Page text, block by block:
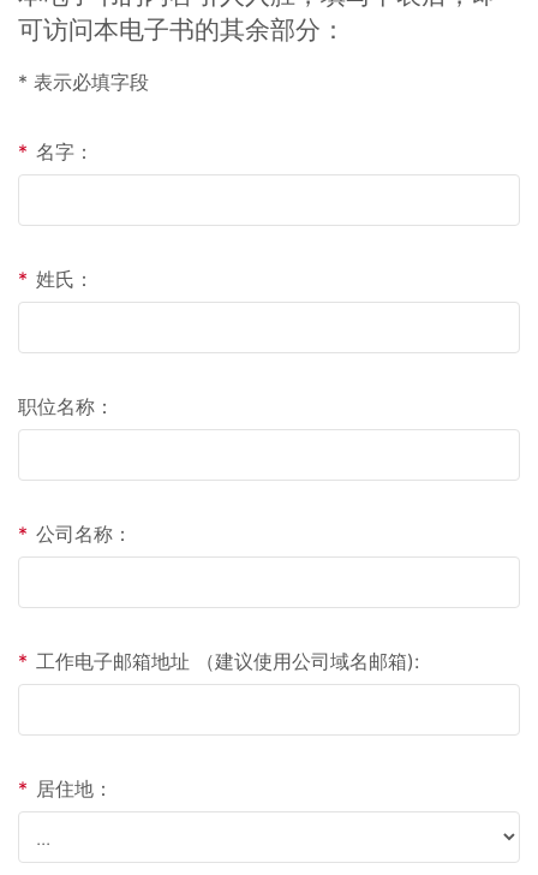
可访问本电子书的其余部分：
* 表示必填字段
* 名字：
* 姓氏：
职位名称：
* 公司名称：
* 工作电子邮箱地址 （建议使用公司域名邮箱):
* 居住地：